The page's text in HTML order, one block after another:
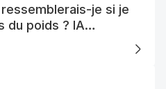
je si je
du poids ? IA